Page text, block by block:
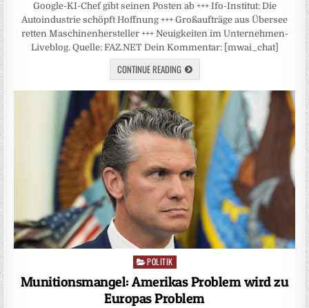
Google-KI-Chef gibt seinen Posten ab +++ Ifo-Institut: Die
Autoindustrie schöpft Hoffnung +++ Großaufträge aus Übersee
retten Maschinenhersteller +++ Neuigkeiten im Unternehmen-
Liveblog. Quelle: FAZ.NET Dein Kommentar: [mwai_chat]
CONTINUE READING
Posted
in
POLITIK
Munitionsmangel: Amerikas Problem wird zu
Europas Problem